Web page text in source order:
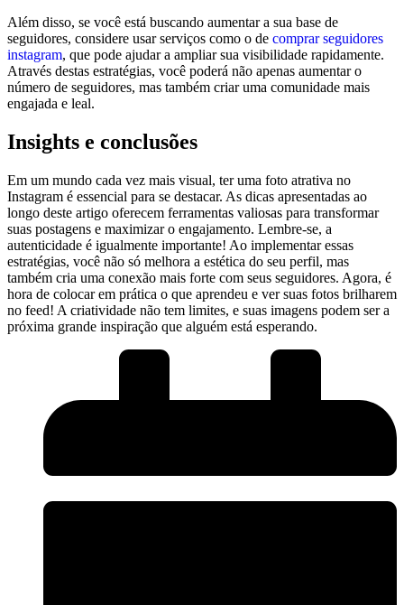
Além disso, se você ‌está buscando aumentar a ‌sua base⁣ de
seguidores, considere usar serviços como o de comprar seguidores
instagram, que pode ajudar a ampliar ⁣sua visibilidade rapidamente.
⁣Através destas ​estratégias, você poderá ‍não apenas aumentar o
número ⁣de seguidores, mas também criar uma comunidade mais​
engajada e⁤ leal.
Insights e conclusões
Em um mundo cada⁣ vez ⁢mais visual, ter uma foto atrativa no⁢
Instagram⁢ é essencial ‍para se destacar. As dicas apresentadas ao
longo⁢ deste artigo oferecem ferramentas valiosas para ​transformar
suas postagens e maximizar o ​engajamento. Lembre-se, a
autenticidade é igualmente importante! Ao implementar essas
estratégias, você não só‍ melhora a‍ estética do seu perfil, mas⁢
também cria uma conexão‌ mais forte com seus seguidores. Agora,‍ é
hora de colocar em prática ⁣o que aprendeu e ver suas fotos brilharem
⁣no feed! A criatividade ‌não ⁣tem ‍limites, e suas imagens ⁢podem ser a​
próxima grande inspiração que alguém ​está esperando.